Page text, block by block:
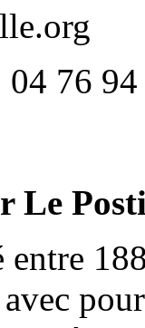
04 76
Le